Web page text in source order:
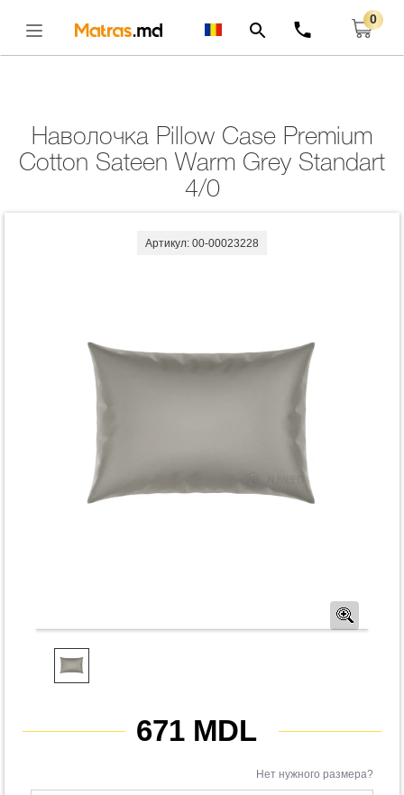
0
Наволочка Pillow Case Premium Cotton Sateen Warm
Grey Standart 4/0
Наволочка Pillow Case Premium
Cotton Sateen Warm Grey Standart
4/0
Артикул: 00-00023228
671 MDL
Нет нужного размера?